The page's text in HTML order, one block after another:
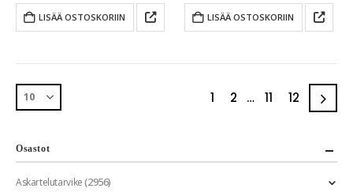
LISÄÄ OSTOSKORIIN LISÄÄ OSTOSKORIIN
1 2 … 11 12
Osastot
Askartelutarvike(2956)